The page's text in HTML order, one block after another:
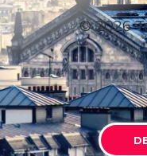
© 2026